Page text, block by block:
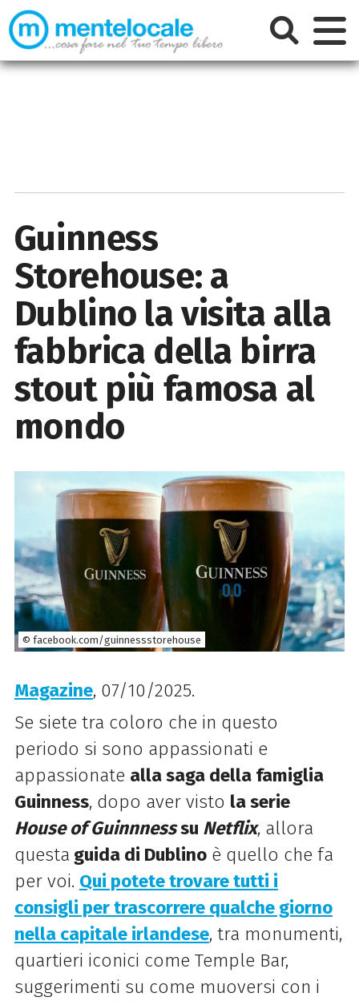
Guinness
Storehouse: a
Dublino la visita alla
fabbrica della birra
stout più famosa al
mondo
© facebook.com/guinnessstorehouse
Magazine, 07/10/2025.
Se siete tra coloro che in questo
periodo si sono appassionati e
appassionate alla saga della famiglia
Guinness, dopo aver visto la serie
House of Guinnnesssu Netflix, allora
questa guida di Dublinoè quello che fa
per voi. Qui potete trovare tutti i
consigli per trascorrere qualche giorno
nella capitale irlandese, tra monumenti,
quartieri iconici come Temple Bar,
suggerimenti su come muoversi con i